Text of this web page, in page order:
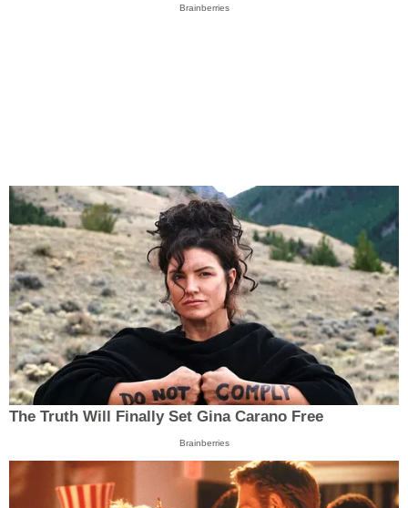
Brainberries
The Truth Will Finally Set Gina Carano Free
Brainberries